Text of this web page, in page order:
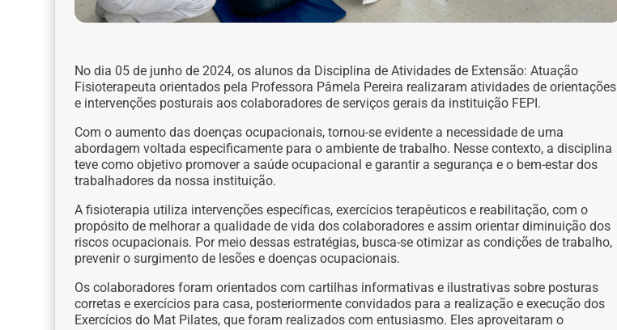
No dia 05 de junho de 2024, os alunos da Disciplina de Atividades de Extensão: Atuação
Fisioterapeuta orientados pela Professora Pâmela Pereira realizaram atividades de orientações
e intervenções posturais aos colaboradores de serviços gerais da instituição FEPI.
Com o aumento das doenças ocupacionais, tornou-se evidente a necessidade de uma
abordagem voltada especificamente para o ambiente de trabalho. Nesse contexto, a disciplina
teve como objetivo promover a saúde ocupacional e garantir a segurança e o bem-estar dos
trabalhadores da nossa instituição.
A fisioterapia utiliza intervenções específicas, exercícios terapêuticos e reabilitação, com o
propósito de melhorar a qualidade de vida dos colaboradores e assim orientar diminuição dos
riscos ocupacionais. Por meio dessas estratégias, busca-se otimizar as condições de trabalho,
prevenir o surgimento de lesões e doenças ocupacionais.
Os colaboradores foram orientados com cartilhas informativas e ilustrativas sobre posturas
corretas e exercícios para casa, posteriormente convidados para a realização e execução dos
Exercícios do Mat Pilates, que foram realizados com entusiasmo. Eles aproveitaram o